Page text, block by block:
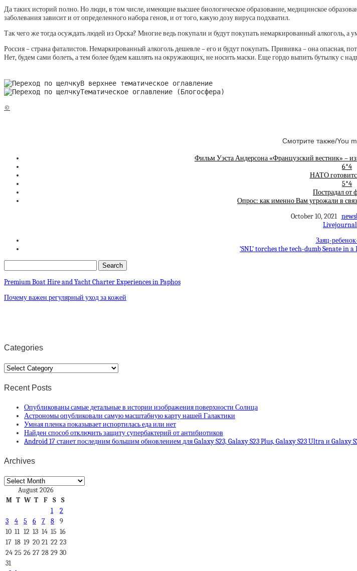
Да таких историй полно. Но люди, в том числе, имеющие высшее биологическое образование, медицинское
заболевания зависит и от определенного набора генов, и от того, какую дозу вируса подхватил.
Так чего же тогда осуждать людей из Орска? Многие ведь покупали и будут покупать немаркированный алкоголь,
Россия – страна фаталистов. Немаркированный алкоголь дешевле – его и будут покупать. Прививка – она опасная,
Нет, будем сами болеть, а тем более будем кашлять на окружающих, не носить маски. Еще гордо выпить бутылку с
В верхнее тематическое оглавление
Тематическое оглавление (Блогосфера)
©
Смотрите также/You
Фильм Уэста Андерсона «Французский вестник» –
6*4
НАТО
5*4
Пострадал от
Опрос: как именно Вам угрожали в
October 10, 2021
Livejournal
Заяц-
‘SNL’ torches the tech-dumb Senate in
Premium Boat Hire and Yacht Charter Experiences in Paphos
Почему важен регулярный уход за кожей
Categories
Categories
Recent Posts
Опубликованы самые детальные в истории изображения поверхности Солнца
Астрономы опубликовали самую масштабную карту нашей Галактики
Умная пленка показывает испортилась еда или нет
Найден способ отключить защиту супербактерий от антибиотиков
Android 17 станет последним большим обновлением для Galaxy S23, Galaxy S23 Plus, Galaxy S23 Ultra и Galaxy
Archives
Archives
August 2026
M T W T F S
S
1
2
3
4 5 6 7 8
9
10 11 12 13 14 15 16
17 18 19 20 21 22 23
24 25 26 27 28 29 30
31